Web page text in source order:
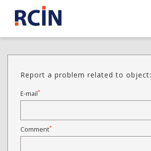
Report a problem related to object:
E-mail*
Comment*